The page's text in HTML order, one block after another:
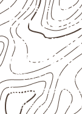
USOS E
de
cuidados
Empresas que
Itambaracá
qual será o